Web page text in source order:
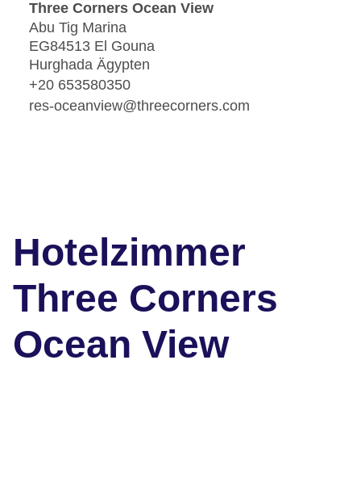
Three Corners Ocean View
Abu Tig Marina
EG84513 El Gouna
Hurghada Ägypten
+20 653580350
res-oceanview@threecorners.com
Hotelzimmer
Three Corners
Ocean View